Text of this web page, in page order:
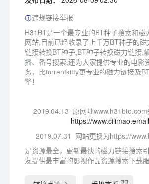
违规链接举报
H31BT是一个最专业的BT种子搜索和磁
网站,目前已经收录了上千万BT种子的
链接转换BT种子,BT种子转换磁力链接,
播、番号搜索,还为大家提供专业的电影
务，比torrentkitty更专业的磁力链接及
擎！
2019.04.13 原网址
https://
2019.07.31 网站更换为https://
是资源最全，更新最快的磁力链接搜索
友提供最丰富的影视作品资源搜索下载